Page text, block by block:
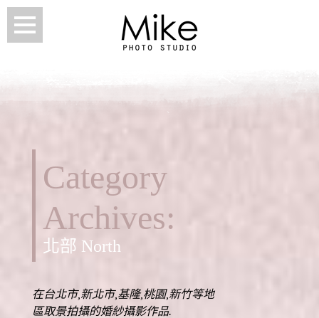
Category
Archives:
北部 North
在台北市,新北市,基隆,桃園,新竹等地
區取景拍攝的婚紗攝影作品.